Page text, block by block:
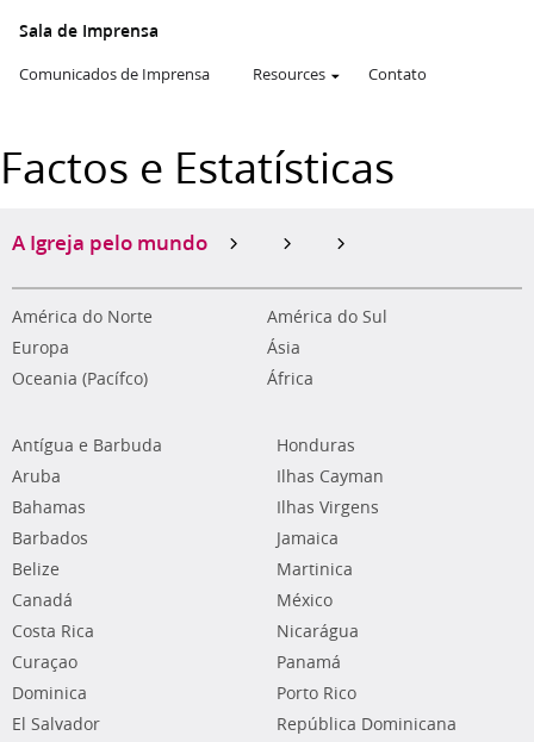
Sala de Imprensa
Comunicados de Imprensa Resources Contato
Factos e Estatísticas
A Igreja pelo mundo
América do Norte
América do Sul
Europa
Ásia
Oceania (Pacífco)
África
Antígua e Barbuda
Aruba
Bahamas
Barbados
Belize
Canadá
Costa Rica
Curaçao
Dominica
El Salvador
Honduras
Ilhas Cayman
Ilhas Virgens
Jamaica
Martinica
México
Nicarágua
Panamá
Porto Rico
República Dominicana